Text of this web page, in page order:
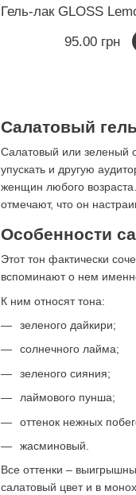
Салатовый
Салатовый или зеленый
упускать и другую
женщин любого
отмечают, что он
Особенности
Этот тон фактически
вспоминают о нем
К ним относят тона:
зеленого дайкири;
солнечного лайма;
зеленого сияния;
лаймового пунша;
оттенок нежных
жасминовый.
Все оттенки –
салатовый цвет и в
95.00 грн